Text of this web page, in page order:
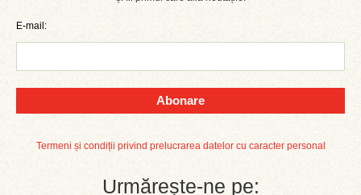
E-mail:
Abonare
Termeni și condiții privind prelucrarea datelor cu caracter personal
Urmărește-ne pe: